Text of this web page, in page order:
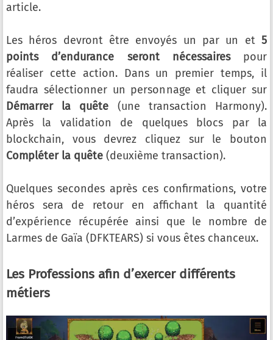
article.
Les héros devront être envoyés un par un et 5
points d’endurance seront nécessairespour
réaliser cette action. Dans un premier temps, il
faudra sélectionner un personnage et cliquer sur
Démarrer la quête (une transaction Harmony).
Après la validation de quelques blocs par la
blockchain, vous devrez cliquez sur le bouton
Compléter la quête (deuxième transaction).
Quelques secondes après ces confirmations, votre
héros sera de retour en affichant la quantité
d’expérience récupérée ainsi que le nombre de
Larmes de Gaïa (DFKTEARS) si vous êtes chanceux.
Les Professions afin d’exercer différents
métiers